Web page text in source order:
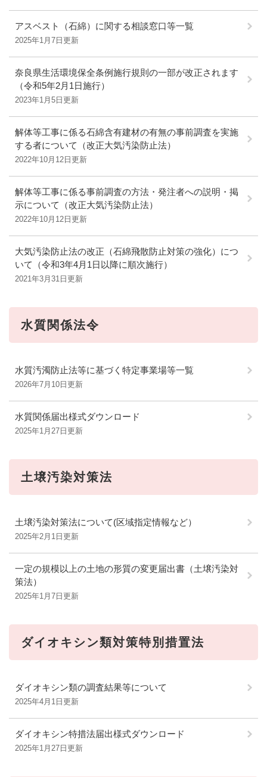
アスベスト（石綿）に関する相談窓口等一覧
2025年1月7日更新
奈良県生活環境保全条例施行規則の一部が改正されます
（令和5年2月1日施行）
2023年1月5日更新
解体等工事に係る石綿含有建材の有無の事前調査を実施
する者について（改正大気汚染防止法）
2022年10月12日更新
解体等工事に係る事前調査の方法・発注者への説明・掲
示について（改正大気汚染防止法）
2022年10月12日更新
大気汚染防止法の改正（石綿飛散防止対策の強化）につ
いて（令和3年4月1日以降に順次施行）
2021年3月31日更新
水質関係法令
水質汚濁防止法等に基づく特定事業場等一覧
2026年7月10日更新
水質関係届出様式ダウンロード
2025年1月27日更新
土壌汚染対策法
土壌汚染対策法について(区域指定情報など）
2025年2月1日更新
一定の規模以上の土地の形質の変更届出書（土壌汚染対
策法）
2025年1月7日更新
ダイオキシン類対策特別措置法
ダイオキシン類の調査結果等について
2025年4月1日更新
ダイオキシン特措法届出様式ダウンロード
2025年1月27日更新